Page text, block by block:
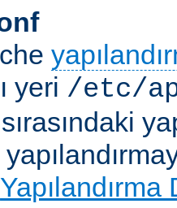
yeri /etc/
Yapılandırma